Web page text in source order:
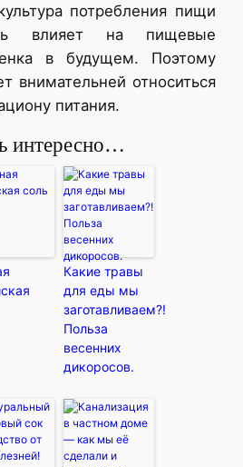
потребления пищи
влияет на пищевые
в будущем. Поэтому
внимательней относиться
питания.
интересно…
Какие травы
для еды мы
заготавливаем?!
Польза
весенних
дикоросов.